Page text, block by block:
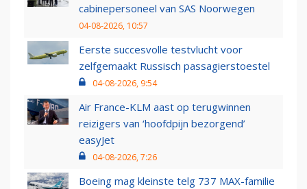
cabinepersoneel van SAS Noorwegen
04-08-2026, 10:57
Eerste succesvolle testvlucht voor
zelfgemaakt Russisch passagierstoestel
04-08-2026, 9:54
Air France-KLM aast op terugwinnen
reizigers van ‘hoofdpijn bezorgend’
easyJet
04-08-2026, 7:26
Boeing mag kleinste telg 737 MAX-familie